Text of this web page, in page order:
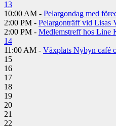
13
10:00 AM - Pelargondag med
2:00 PM - Pelargonträff vid Lisas
2:00 PM - Medlemstreff hos Line
14
11:00 AM - Växplats Nybyn café
15
16
17
18
19
20
21
22